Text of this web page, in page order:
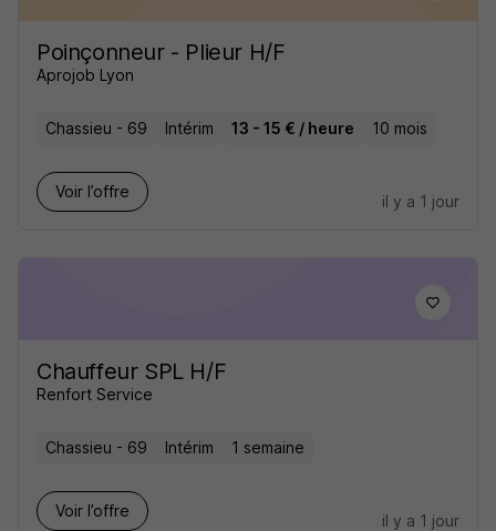
Poinçonneur - Plieur H/F
Aprojob Lyon
Chassieu - 69 Intérim 13 - 15 € / heure 10 mois
Voir l’offre
il y a 1 jour
Chauffeur SPL H/F
Renfort Service
Chassieu - 69 Intérim 1 semaine
Voir l’offre
il y a 1 jour